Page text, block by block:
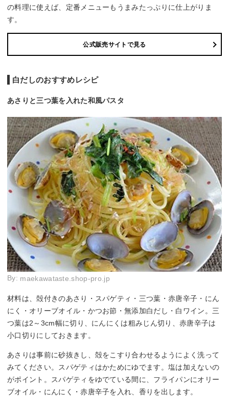
の料理に使えば、定番メニューもうまみたっぷりに仕上がりま
す。
公式販売サイトで見る
白だしのおすすめレシピ
あさりと三つ葉を入れた和風パスタ
By: maekawataste.shop-pro.jp
材料は、殻付きのあさり・スパゲティ・三つ葉・赤唐辛子・にん
にく・オリーブオイル・かつお節・無添加白だし・白ワイン。三
つ葉は2～3cm幅に切り、にんにくは粗みじん切り、赤唐辛子は
小口切りにしておきます。
あさりは事前に砂抜きし、殻をこすり合わせるようによく洗って
みてください。スパゲティはかためにゆでます。塩は加えないの
がポイント。スパゲティをゆでている間に、フライパンにオリー
ブオイル・にんにく・赤唐辛子を入れ、香りを出します。